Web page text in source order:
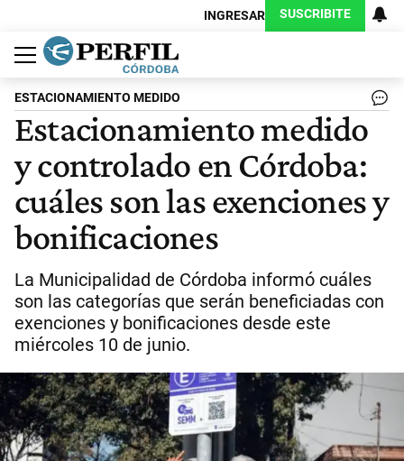
INGRESAR SUSCRIBITE
Política
Economía
Judiciales
Sociedad
Cultura
Espectáculos
Deportes
Protagonistas
ESTACIONAMIENTO MEDIDO
Estacionamiento medido
y controlado en Córdoba:
cuáles son las exenciones y
bonificaciones
La Municipalidad de Córdoba informó cuáles
son las categorías que serán beneficiadas con
exenciones y bonificaciones desde este
miércoles 10 de junio.